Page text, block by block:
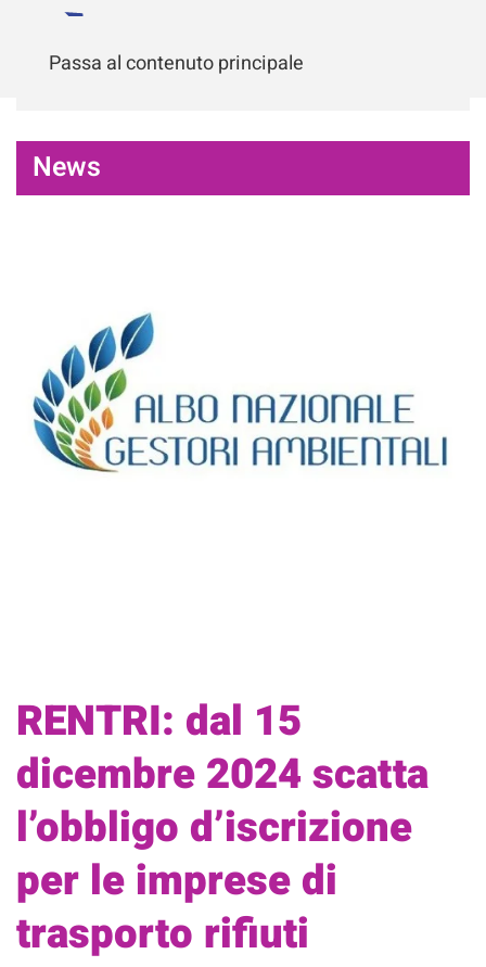
Passa al contenuto principale
News
RENTRI: dal 15
dicembre 2024 scatta
l’obbligo d’iscrizione
per le imprese di
trasporto rifiuti